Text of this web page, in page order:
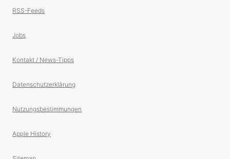
RSS-Feeds
Jobs
Kontakt / News-Tipps
Datenschutzerklärung
Nutzungsbestimmungen
Apple History